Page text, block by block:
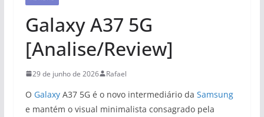
Galaxy A37 5G
[Analise/Review]
29 de junho de 2026 Rafael
O GalaxyA37 5G é o novo intermediário da Samsung
e mantém o visual minimalista consagrado pela